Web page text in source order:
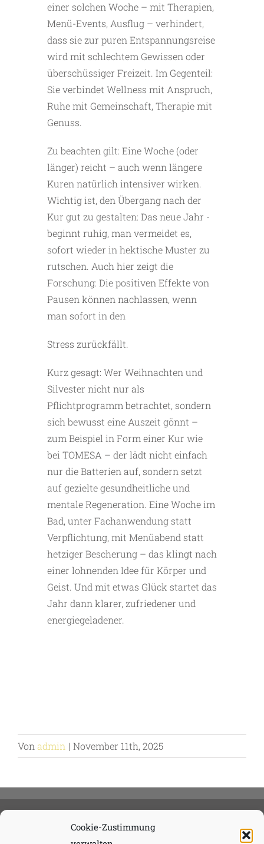
Cookie-Zustimmung
einer solchen Woche – mit Therapien,
Menü-Events, Ausflug – verhindert,
dass sie zur puren Entspannungsreise
wird mit schlechtem Gewissen oder
überschüssiger Freizeit. Im Gegenteil:
Sie verbindet Wellness mit Anspruch,
Ruhe mit Gemeinschaft, Therapie mit
Genuss.
Zu beachten gilt: Eine Woche (oder
länger) reicht – auch wenn längere
Kuren natürlich intensiver wirken.
Wichtig ist, den Übergang nach der
Kur gut zu gestalten: Das neue Jahr ­
beginnt ruhig, man vermeidet es,
sofort wieder in hektische ­Muster zu
rutschen. Auch hier zeigt die
Forschung: Die positiven ­Effekte von
Pausen können nachlassen, wenn
man sofort in den
Stress zurückfällt.
Kurz gesagt: Wer Weihnachten und
Silvester nicht nur als
Pflichtprogramm betrachtet, sondern
sich bewusst eine Auszeit ­gönnt –
zum Beispiel in Form einer Kur wie
bei TOMESA – der lädt nicht einfach
nur die Batterien auf, sondern setzt
auf gezielte gesundheitliche und
mentale Regeneration. Eine Woche im
Bad, unter Fachanwendung statt
Verpflichtung, mit Menüabend statt
hetziger Bescherung – das klingt nach
einer lohnenden Idee für Körper und
Geist. Und mit etwas Glück startet das
Jahr dann klarer, zufriedener und
energiegeladener.
Vonadmin | November 11th, 2025